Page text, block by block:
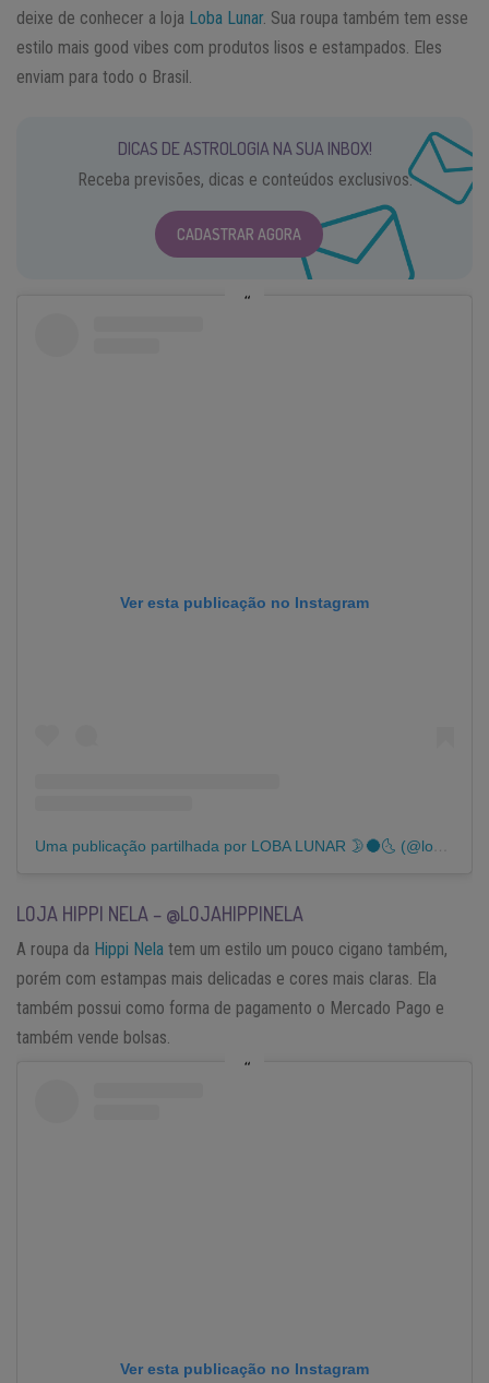
deixe de conhecer a loja Loba Lunar. Sua roupa também tem esse
estilo mais good vibes com produtos lisos e estampados. Eles
enviam para todo o Brasil.
DICAS DE ASTROLOGIA NA SUA INBOX!
Receba previsões, dicas e conteúdos exclusivos.
CADASTRAR AGORA
Ver esta publicação no Instagram
LOJA HIPPI NELA – @LOJAHIPPINELA
A roupa da Hippi Nela tem um estilo um pouco cigano também,
porém com estampas mais delicadas e cores mais claras. Ela
também possui como forma de pagamento o Mercado Pago e
também vende bolsas.
Ver esta publicação no Instagram